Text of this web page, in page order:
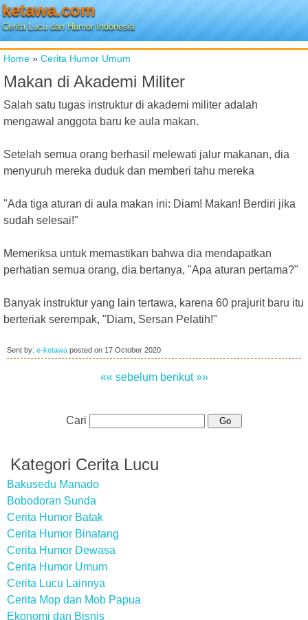
ketawa.com
Cerita Lucu dan Humor Indonesia
Home » Cerita Humor Umum
Makan di Akademi Militer
Salah satu tugas instruktur di akademi militer adalah
mengawal anggota baru ke aula makan.
Setelah semua orang berhasil melewati jalur makanan, dia
menyuruh mereka duduk dan memberi tahu mereka
"Ada tiga aturan di aula makan ini: Diam! Makan! Berdiri jika
sudah selesai!"
Memeriksa untuk memastikan bahwa dia mendapatkan
perhatian semua orang, dia bertanya, "Apa aturan pertama?"
Banyak instruktur yang lain tertawa, karena 60 prajurit baru itu
berteriak serempak, "Diam, Sersan Pelatih!"
Sent by: e-ketawa posted on 17 October 2020
«« sebelum berikut »»
Cari
Kategori Cerita Lucu
Bakusedu Manado
Bobodoran Sunda
Cerita Humor Batak
Cerita Humor Binatang
Cerita Humor Dewasa
Cerita Humor Umum
Cerita Lucu Lainnya
Cerita Mop dan Mob Papua
Ekonomi dan Bisnis